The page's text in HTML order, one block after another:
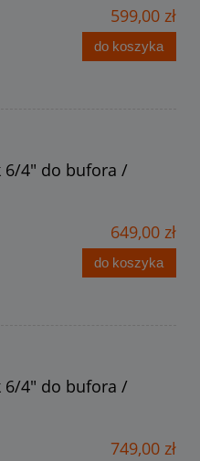
599,00 zł
do koszyka
6/4" do bufora /
649,00 zł
do koszyka
6/4" do bufora /
749,00 zł